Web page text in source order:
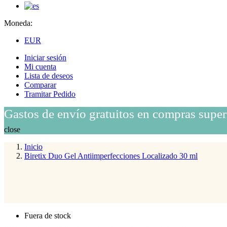
Moneda:
EUR
Iniciar sesión
Mi cuenta
Lista de deseos
Comparar
Tramitar Pedido
Gastos de envío gratuitos en compras
close
Inicio
Biretix Duo Gel Antiimperfecciones Localizado 30 ml
Fuera de stock